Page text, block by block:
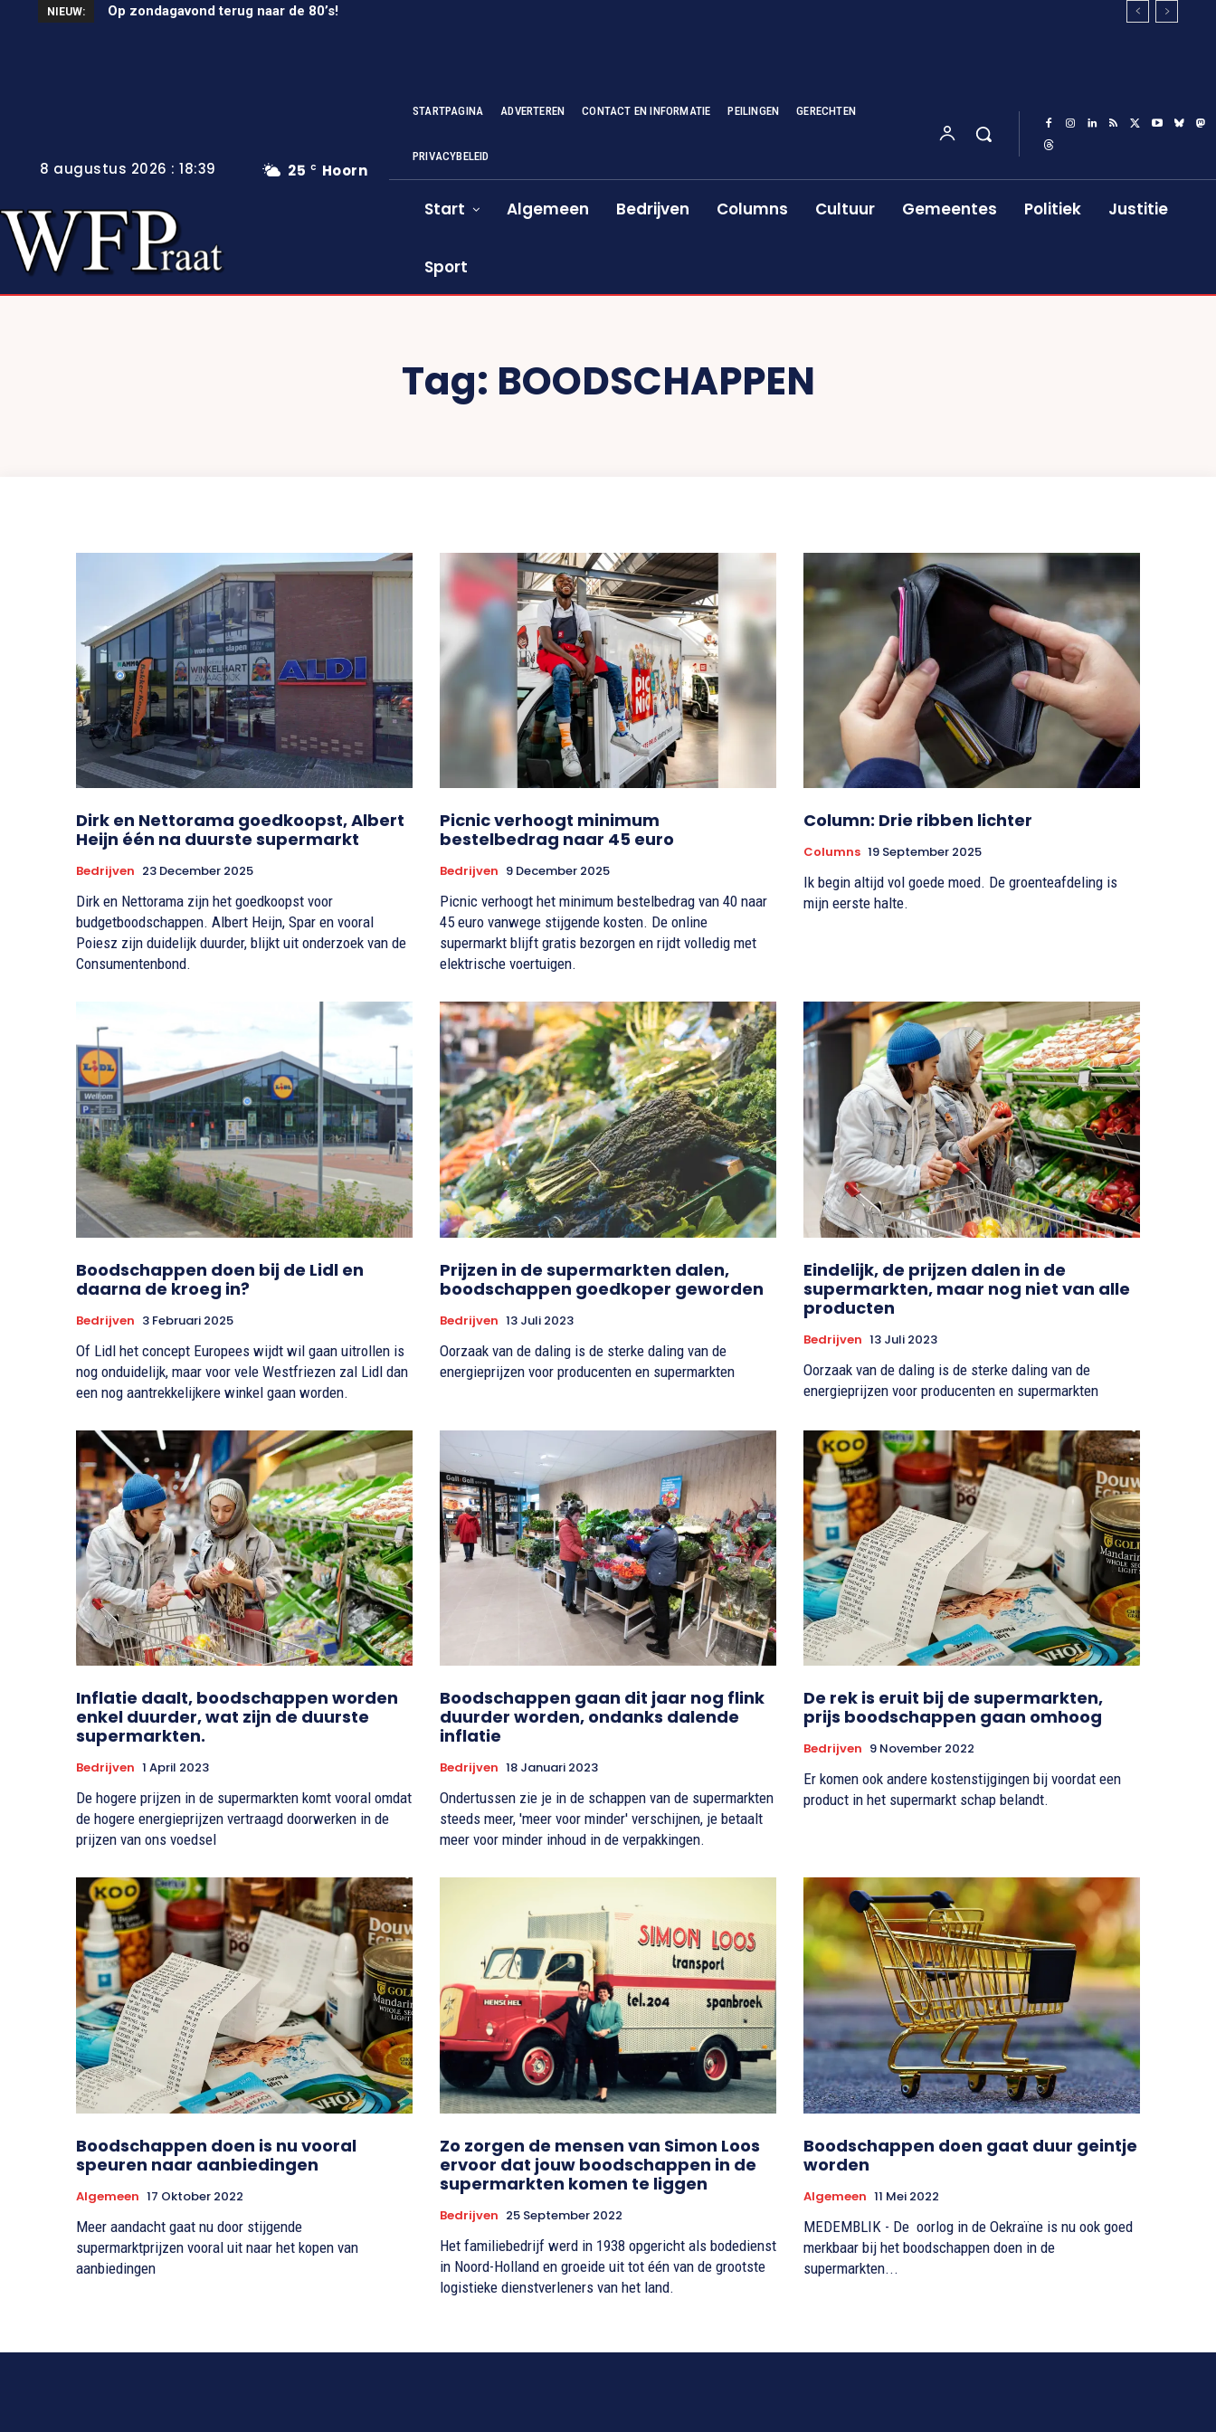
NIEUW: Op zondagavond terug naar de 80’s!
25 C Hoorn
8 augustus 2026 : 18:39
STARTPAGINA ADVERTEREN CONTACT EN INFORMATIE PEILINGEN GERECHTEN
PRIVACYBELEID
Start Algemeen Bedrijven Columns Cultuur Gemeentes Politiek Justitie
Sport
Tag: BOODSCHAPPEN
Dirk en Nettorama goedkoopst, Albert
Heijn één na duurste supermarkt
Bedrijven 23 December 2025
Dirk en Nettorama zijn het goedkoopst voor
budgetboodschappen. Albert Heijn, Spar en vooral
Poiesz zijn duidelijk duurder, blijkt uit onderzoek van de
Consumentenbond.
Picnic verhoogt minimum
bestelbedrag naar 45 euro
Bedrijven 9 December 2025
Picnic verhoogt het minimum bestelbedrag van 40 naar
45 euro vanwege stijgende kosten. De online
supermarkt blijft gratis bezorgen en rijdt volledig met
elektrische voertuigen.
Column: Drie ribben lichter
Columns 19 September 2025
Ik begin altijd vol goede moed. De groenteafdeling is
mijn eerste halte.
Boodschappen doen bij de Lidl en
daarna de kroeg in?
Bedrijven 3 Februari 2025
Of Lidl het concept Europees wijdt wil gaan uitrollen is
nog onduidelijk, maar voor vele Westfriezen zal Lidl dan
een nog aantrekkelijkere winkel gaan worden.
Prijzen in de supermarkten dalen,
boodschappen goedkoper geworden
Bedrijven 13 Juli 2023
Oorzaak van de daling is de sterke daling van de
energieprijzen voor producenten en supermarkten
Eindelijk, de prijzen dalen in de
supermarkten, maar nog niet van alle
producten
Bedrijven 13 Juli 2023
Oorzaak van de daling is de sterke daling van de
energieprijzen voor producenten en supermarkten
Inflatie daalt, boodschappen worden
enkel duurder, wat zijn de duurste
supermarkten.
Bedrijven 1 April 2023
De hogere prijzen in de supermarkten komt vooral omdat
de hogere energieprijzen vertraagd doorwerken in de
prijzen van ons voedsel
Boodschappen gaan dit jaar nog flink
duurder worden, ondanks dalende
inflatie
Bedrijven 18 Januari 2023
Ondertussen zie je in de schappen van de supermarkten
steeds meer, 'meer voor minder' verschijnen, je betaalt
meer voor minder inhoud in de verpakkingen.
De rek is eruit bij de supermarkten,
prijs boodschappen gaan omhoog
Bedrijven 9 November 2022
Er komen ook andere kostenstijgingen bij voordat een
product in het supermarkt schap belandt.
Boodschappen doen is nu vooral
speuren naar aanbiedingen
Algemeen 17 Oktober 2022
Meer aandacht gaat nu door stijgende
supermarktprijzen vooral uit naar het kopen van
aanbiedingen
Zo zorgen de mensen van Simon Loos
ervoor dat jouw boodschappen in de
supermarkten komen te liggen
Bedrijven 25 September 2022
Het familiebedrijf werd in 1938 opgericht als bodedienst
in Noord-Holland en groeide uit tot één van de grootste
logistieke dienstverleners van het land.
Boodschappen doen gaat duur geintje
worden
Algemeen 11 Mei 2022
MEDEMBLIK - De oorlog in de Oekraïne is nu ook goed
merkbaar bij het boodschappen doen in de
supermarkten...